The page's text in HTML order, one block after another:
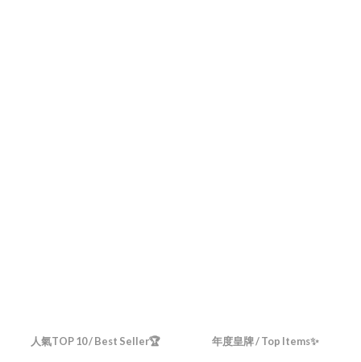
人氣TOP 10 / Best Seller🏆 年度皇牌 / Top Items✨